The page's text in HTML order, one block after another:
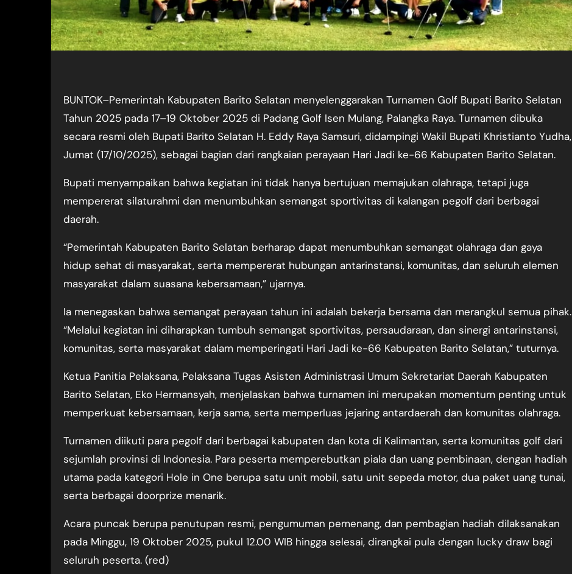
BUNTOK–Pemerintah Kabupaten Barito Selatan menyelenggarakan Turnamen Golf Bupati Barito Selatan
Tahun 2025 pada 17–19 Oktober 2025 di Padang Golf Isen Mulang, Palangka Raya. Turnamen dibuka
secara resmi oleh Bupati Barito Selatan H. Eddy Raya Samsuri, didampingi Wakil Bupati Khristianto Yudha,
Jumat (17/10/2025), sebagai bagian dari rangkaian perayaan Hari Jadi ke-66 Kabupaten Barito Selatan.
Bupati menyampaikan bahwa kegiatan ini tidak hanya bertujuan memajukan olahraga, tetapi juga
mempererat silaturahmi dan menumbuhkan semangat sportivitas di kalangan pegolf dari berbagai
daerah.
“Pemerintah Kabupaten Barito Selatan berharap dapat menumbuhkan semangat olahraga dan gaya
hidup sehat di masyarakat, serta mempererat hubungan antarinstansi, komunitas, dan seluruh elemen
masyarakat dalam suasana kebersamaan,” ujarnya.
Ia menegaskan bahwa semangat perayaan tahun ini adalah bekerja bersama dan merangkul semua pihak.
“Melalui kegiatan ini diharapkan tumbuh semangat sportivitas, persaudaraan, dan sinergi antarinstansi,
komunitas, serta masyarakat dalam memperingati Hari Jadi ke-66 Kabupaten Barito Selatan,” tuturnya.
Ketua Panitia Pelaksana, Pelaksana Tugas Asisten Administrasi Umum Sekretariat Daerah Kabupaten
Barito Selatan, Eko Hermansyah, menjelaskan bahwa turnamen ini merupakan momentum penting untuk
memperkuat kebersamaan, kerja sama, serta memperluas jejaring antardaerah dan komunitas olahraga.
Turnamen diikuti para pegolf dari berbagai kabupaten dan kota di Kalimantan, serta komunitas golf dari
sejumlah provinsi di Indonesia. Para peserta memperebutkan piala dan uang pembinaan, dengan hadiah
utama pada kategori Hole in One berupa satu unit mobil, satu unit sepeda motor, dua paket uang tunai,
serta berbagai doorprize menarik.
Acara puncak berupa penutupan resmi, pengumuman pemenang, dan pembagian hadiah dilaksanakan
pada Minggu, 19 Oktober 2025, pukul 12.00 WIB hingga selesai, dirangkai pula dengan lucky draw bagi
seluruh peserta. (red)